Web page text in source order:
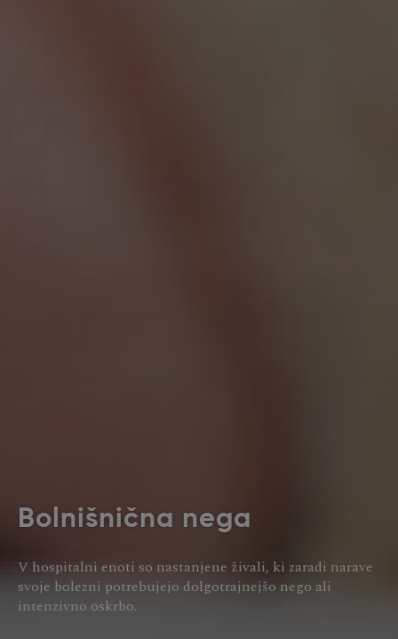
Bolnišnična nega
V hospitalni enoti so nastanjene živali, ki zaradi narave
svoje bolezni potrebujejo dolgotrajnejšo nego ali
intenzivno oskrbo.